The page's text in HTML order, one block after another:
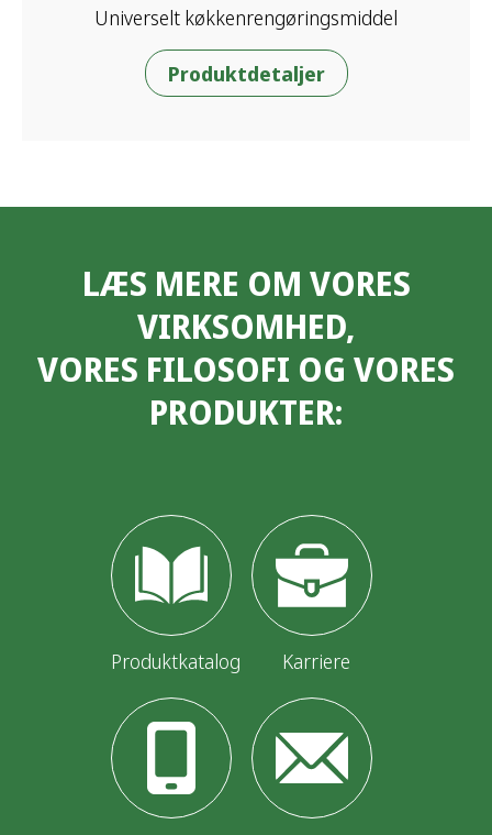
Universelt køkkenrengøringsmiddel
Produktdetaljer
LÆS MERE OM VORES
VIRKSOMHED,
VORES FILOSOFI OG VORES
PRODUKTER:
Produktkatalog Karriere